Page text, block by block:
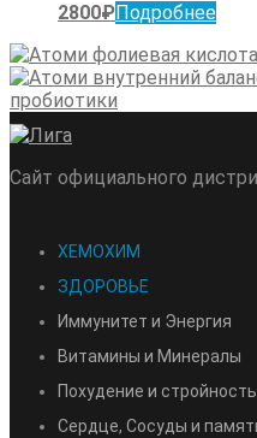
2800₽Подробнее
пробиотики
Сайт официального
ХЕМОХИМ
ЗДОРОВЬЕ
Иммунитет и Энергия
Витамины и Минералы
Похудение и стройность
Сердце, Сосуды и